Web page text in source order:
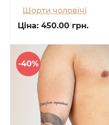
Шорти чоловічі
Ціна: 450.00 грн.
-40%